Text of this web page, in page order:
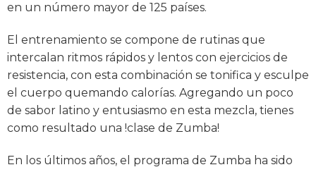
en un número mayor de 125 países.
El entrenamiento se compone de rutinas que
intercalan ritmos rápidos y lentos con ejercicios de
resistencia, con esta combinación se tonifica y esculpe
el cuerpo quemando calorías. Agregando un poco
de sabor latino y entusiasmo en esta mezcla, tienes
como resultado una !clase de Zumba!
En los últimos años, el programa de Zumba ha sido